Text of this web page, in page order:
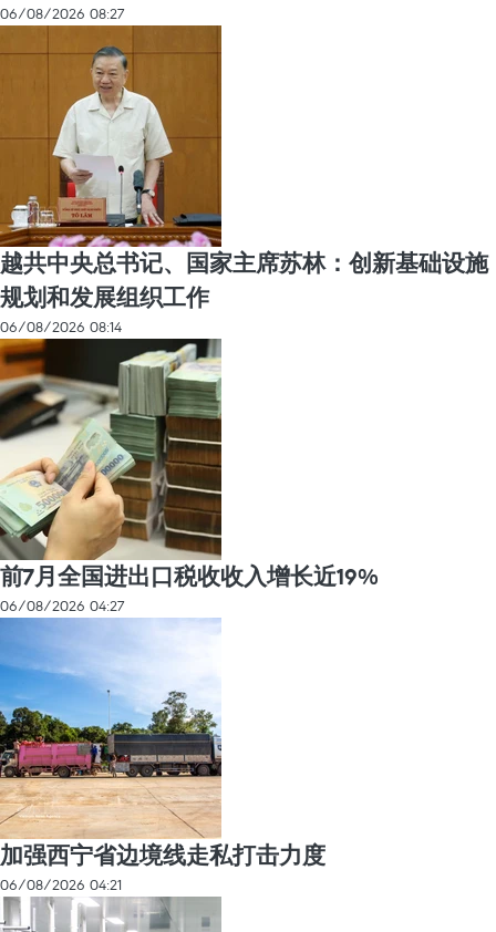
06/08/2026 08:27
越共中央总书记、国家主席苏林：创新基础设施
规划和发展组织工作
06/08/2026 08:14
前7月全国进出口税收收入增长近19%
06/08/2026 04:27
加强西宁省边境线走私打击力度
06/08/2026 04:21